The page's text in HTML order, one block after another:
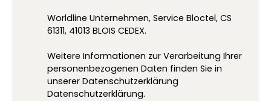
Worldline Unternehmen, Service Bloctel, CS
61311, 41013 BLOIS CEDEX.
Weitere Informationen zur Verarbeitung Ihrer
personenbezogenen Daten finden Sie in
unserer Datenschutzerklärung
Datenschutzerklärung.